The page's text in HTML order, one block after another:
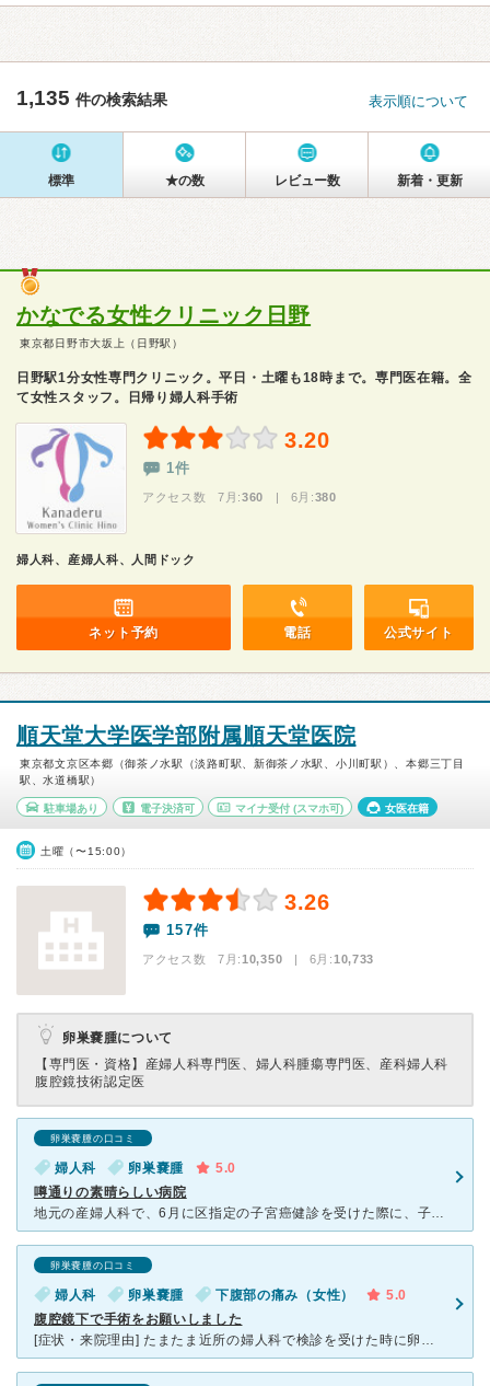
1,135 件の検索結果 表示順について
標準 ★の数 レビュー数 新着・更新
かなでる女性クリニック日野
東京都日野市大坂上（日野駅）
日野駅1分女性専門クリニック。平日・土曜も18時まで。専門医在籍。全
て女性スタッフ。日帰り婦人科手術
3.20
1件
アクセス数 7月:360 | 6月:380
婦人科、産婦人科、人間ドック
ネット予約 電話 公式サイト
順天堂大学医学部附属順天堂医院
東京都文京区本郷（御茶ノ水駅（淡路町駅、新御茶ノ水駅、小川町駅）、本郷三丁目
駅、水道橋駅）
駐車場あり 電子決済可 マイナ受付 (スマホ可) 女医在籍
土曜（〜15:00）
3.26
157件
アクセス数 7月:10,350 | 6月:10,733
卵巣嚢腫について
【専門医・資格】 産婦人科専門医、婦人科腫瘍専門医、産科婦人科
腹腔鏡技術認定医
卵巣嚢腫の口コミ
婦人科 卵巣嚢腫
5.0
噂通りの素晴らしい病院
地元の産婦人科で、6月に区指定の子宮癌健診を受けた際に、子宮癌の組織検査は、異常なしでしたが、卵巣が腫れているとの指摘。改めてエコー検査を受けたところ、卵巣が6〜7cmに腫れていると診断され、更に精密
卵巣嚢腫の口コミ
婦人科 卵巣嚢腫 下腹部の痛み（女性）
5.0
腹腔鏡下で手術をお願いしました
[症状・来院理由] たまたま近所の婦人科で検診を受けた時に卵巣もらった。超音波検査で右の卵巣が７Cmに腫れている事がわかった。ＭＲI検査や血液検査の予約をとり後日検査を受けた。検査結果に異常はなく腫